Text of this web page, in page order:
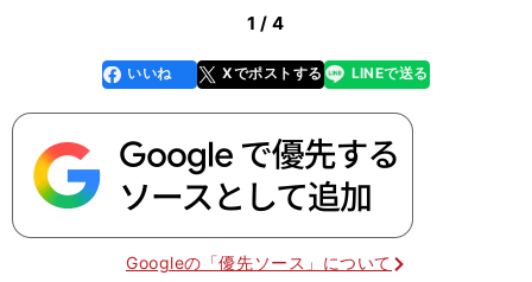
1 / 4
faceboo
k
いいね Xでポストする
line LINEで送る
Googleの「優先ソース」について